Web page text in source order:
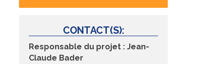
CONTACT(S):
Responsable du projet : Jean-
Claude Bader